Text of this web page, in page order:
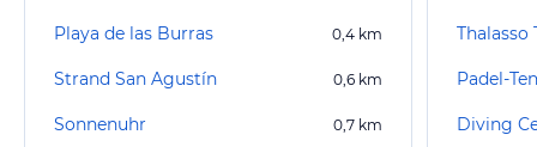
Playa de las Burras 0,4 km
Strand San Agustín 0,6 km
Sonnenuhr 0,7 km
Thalasso